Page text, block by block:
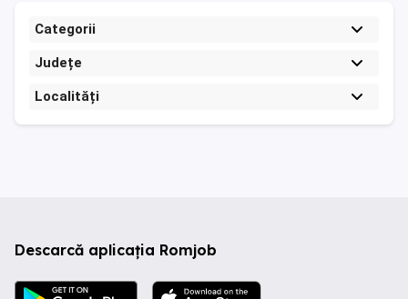
Categorii
Județe
Localități
Descarcă aplicația Romjob